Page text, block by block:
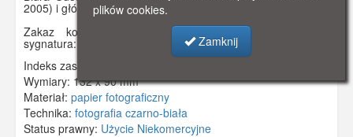
2005) i głównego specjalistę w BUiAD IPN (2005-2008).
Zakaz kopiowania, zasób dostępny w zbiorach IPN,
sygnatura: IPNBU-3-3-6-3
Indeks zasobu:
Wymiary: 132 x 90 mm
Materiał: papier fotograficzny
Technika: fotografia czarno-biała
Status prawny: Użycie Niekomercyjne
plików cookies.
Zamknij